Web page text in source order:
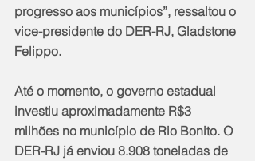
progresso aos municípios”, ressaltou o
vice-presidente do DER-RJ, Gladstone
Felippo.
Até o momento, o governo estadual
investiu aproximadamente R$3
milhões no município de Rio Bonito. O
DER-RJ já enviou 8.908 toneladas de